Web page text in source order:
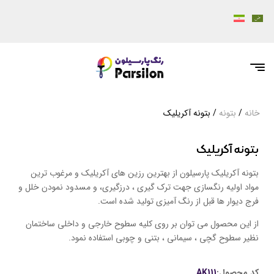
خانه / بتونه / بتونه آکریلیک
بتونه آکریلیک
بتونه آکریلیک پارسیلون از بهترین رزین های آکریلیک و مرغوب ترین
مواد اولیه رنگسازی جهت ترک گیری ، درزگیری، و مسدود نمودن خلل و
فرج دیوار ها قبل از رنگ آمیزی تولید شده است.
از این محصول می توان بر روی کلیه سطوح خارجی و داخلی ساختمان
نظیر سطوح گچی ، سیمانی ، بتنی و چوبی استفاده نمود.